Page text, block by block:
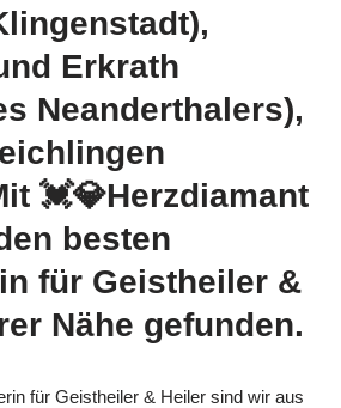
Erkrath
Neanderthalers),
💓️💎Herzdiamant
besten
für Geistheiler &
Nähe gefunden.
für Geistheiler & Heiler sind wir aus